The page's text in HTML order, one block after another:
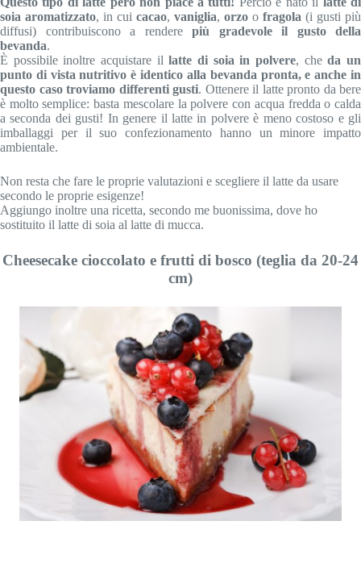
soia aromatizzato, in cui cacao, vaniglia, orzo o fragola (i gusti più
diffusi) contribuiscono a rendere più gradevole il gusto della
bevanda.
È possibile inoltre acquistare il latte di soia in polvere, cheda un
punto di vista nutritivo è identico alla bevanda pronta, e anche in
questo caso troviamo differenti gusti. Ottenere il latte pronto da bere
è molto semplice: basta mescolare la polvere con acqua fredda o calda
a seconda dei gusti! In genere il latte in polvere è meno costoso e gli
imballaggi per il suo confezionamento hanno un minore impatto
ambientale.
Non resta che fare le proprie valutazioni e scegliere il latte da usare
secondo le proprie esigenze!
Aggiungo inoltre una ricetta, secondo me buonissima, dove ho
sostituito il latte di soia al latte di mucca.
Cheesecake cioccolato e frutti di bosco (teglia da 20‐24
cm)